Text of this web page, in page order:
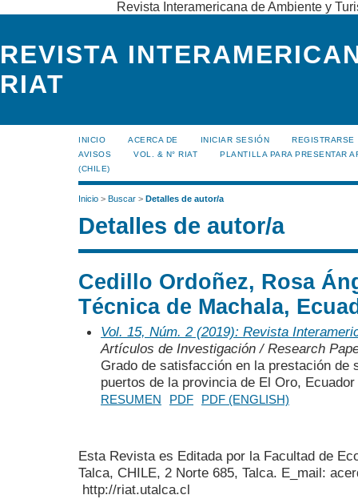
Revista Interamericana de Ambiente y
REVISTA
RIAT
INICIO ACERCA DE INICIAR SESIÓN
REGISTRARSE
AVISOS
VOL. & N° RIAT
PLANTILLA PARA PRESENTAR
(CHILE)
Inicio > Buscar > Detalles de autor/a
Detalles de autor/a
Cedillo Ordoñez, Rosa
Técnica de Machala,
Vol. 15, Núm. 2 (2019): Revista
Artículos de Investigación / Research
Grado de satisfacción en la prestación de
puertos de la provincia de El Oro, Ecuador
RESUMEN PDF PDF (ENGLISH)
Esta Revista es Editada por la Facultad de
Talca, CHILE, 2 Norte 685, Talca. E_mail:
http://riat.utalca.cl